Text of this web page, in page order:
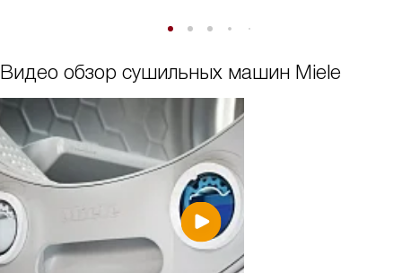
Видео обзор сушильных машин Miele